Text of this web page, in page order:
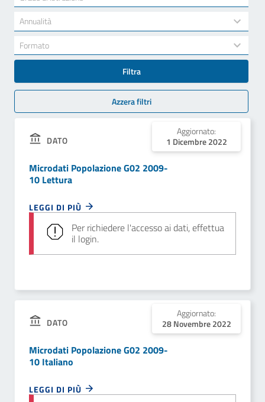
results
available
Annualità
34
results
available
Formato
results
available
Filtra
Azzera filtri
DATO
Aggiornato:
1 Dicembre 2022
Microdati Popolazione G02 2009-
10 Lettura
LEGGI DI PIÙ
Per richiedere l'accesso ai dati, effettua
il login.
DATO
Aggiornato:
28 Novembre 2022
Microdati Popolazione G02 2009-
10 Italiano
LEGGI DI PIÙ